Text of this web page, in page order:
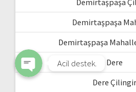
Demirtaşpaşa
Demirtaşpaşa
Dere
Dere Çilingir
Acil destek.